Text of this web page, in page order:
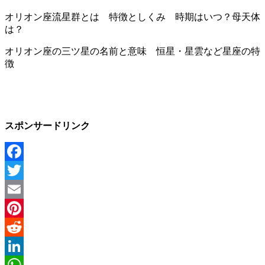
オリオン座流星群とは 特徴としくみ 時期はいつ？母天体
は？
オリオン座の三ツ星の名前と意味 恒星・星雲など星座の特
徴
スポンサードリンク
Facebook
Twitter
Email
Pinterest
Reddit